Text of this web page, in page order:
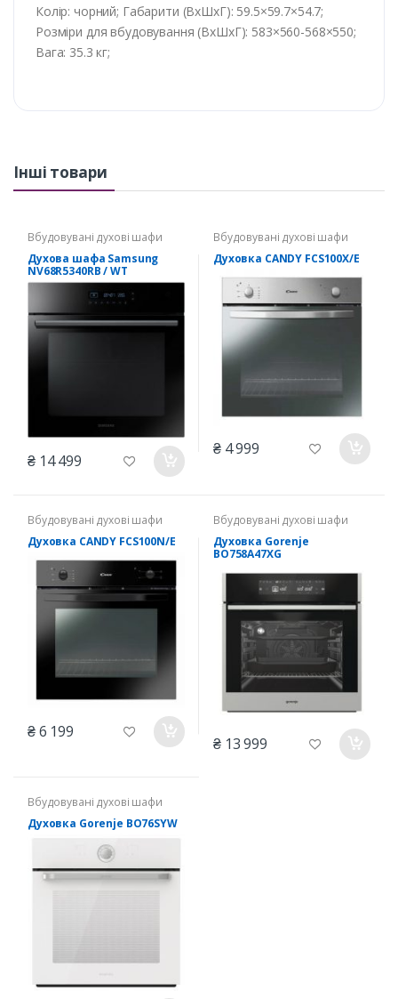
Колір: чорний; Габарити (ВхШхГ): 59.5×59.7×54.7;
Розміри для вбудовування (ВхШхГ): 583×560-568×550;
Вага: 35.3 кг;
Інші товари
Вбудовувані духові шафи
Духова шафа Samsung
NV68R5340RB / WT
₴ 14 499
Вбудовувані духові шафи
Духовка CANDY FCS100X/E
₴ 4 999
Вбудовувані духові шафи
Духовка CANDY FCS100N/E
₴ 6 199
Вбудовувані духові шафи
Духовка Gorenje
BO758A47XG
₴ 13 999
Вбудовувані духові шафи
Духовка Gorenje BO76SYW